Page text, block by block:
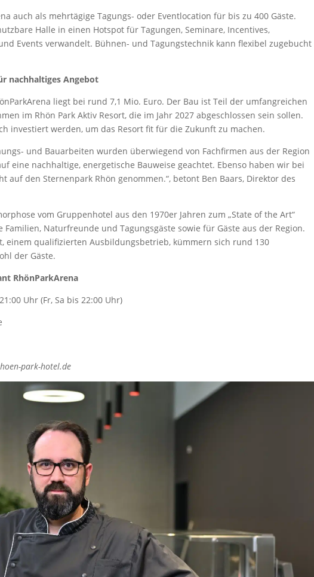
auch als mehrtägige Tagungs- oder Eventlocation für bis zu 400 Gäste.
Halle in einen Hotspot für Tagungen, Seminare, Incentives,
Events verwandelt. Bühnen- und Tagungstechnik kann flexibel zugebucht
nachhaltiges Angebot
liegt bei rund 7,1 Mio. Euro. Der Bau ist Teil der umfangreichen
im Rhön Park Aktiv Resort, die im Jahr 2027 abgeschlossen sein sollen.
investiert werden, um das Resort fit für die Zukunft zu machen.
und Bauarbeiten wurden überwiegend von Fachfirmen aus der Region
eine nachhaltige, energetische Bauweise geachtet. Ebenso haben wir bei
auf den Sternenpark Rhön genommen.“, betont Ben Baars, Direktor des
vom Gruppenhotel aus den 1970er Jahren zum „State of the Art“
Familien, Naturfreunde und Tagungsgäste sowie für Gäste aus der Region.
einem qualifizierten Ausbildungsbetrieb, kümmern sich rund 130
der Gäste.
RhönParkArena
Uhr (Fr, Sa bis 22:00 Uhr)
park-hotel.de